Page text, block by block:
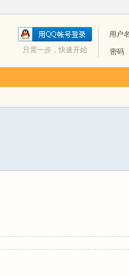
用户名
密码
只需一步，快速开始